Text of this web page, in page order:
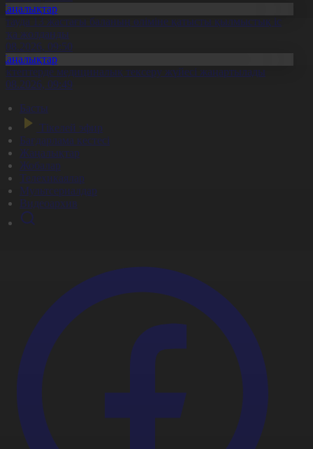
13 жастағы баланың өліміне қатысты қылмыстық іс
жолданды
09:50
медициналық тексеру жүйесі жаңартылады
09:49
Басты
Тікелей эфир
Бағдарлама кестесі
Жаңалықтар
Жобалар
Телехикаялар
Мультсериалдар
Видеоархив